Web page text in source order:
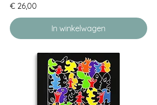
Prijs
€ 26,00
In winkelwagen